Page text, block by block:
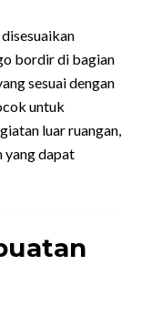
bordir di bagian
sesuai dengan
untuk
luar ruangan,
yang dapat